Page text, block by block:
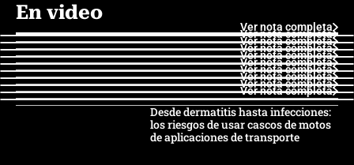
En video
Ver nota completa
Ver nota completa
Ver nota completa
Ver nota completa
Ver nota completa
Ver nota completa
Ver nota completa
Ver nota completa
Ver nota completa
Ver nota completa
Desde dermatitis hasta infecciones:
los riesgos de usar cascos de motos
de aplicaciones de transporte